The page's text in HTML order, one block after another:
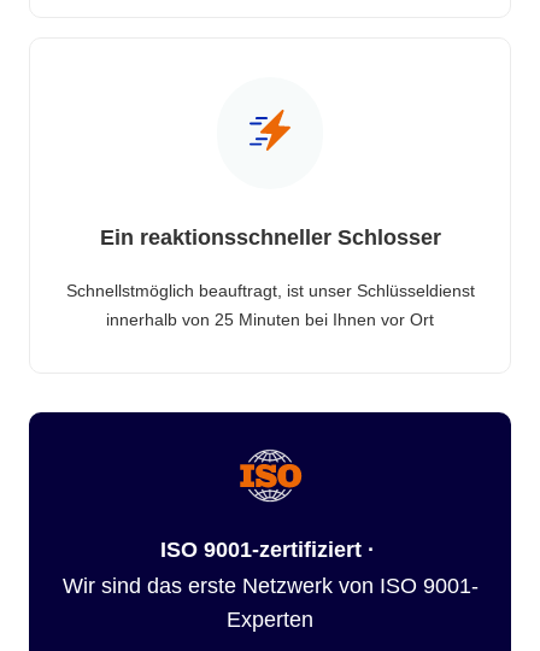
Ein reaktionsschneller Schlosser
Schnellstmöglich beauftragt, ist unser Schlüsseldienst
innerhalb von 25 Minuten bei Ihnen vor Ort
ISO 9001-zertifiziert ·
Wir sind das erste Netzwerk von ISO 9001-
Experten